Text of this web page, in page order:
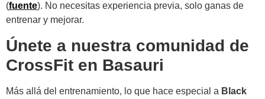
(fuente). No necesitas experiencia previa, solo ganas de
entrenar y mejorar.
Únete a nuestra comunidad de
CrossFit en Basauri
Más allá del entrenamiento, lo que hace especial a Black